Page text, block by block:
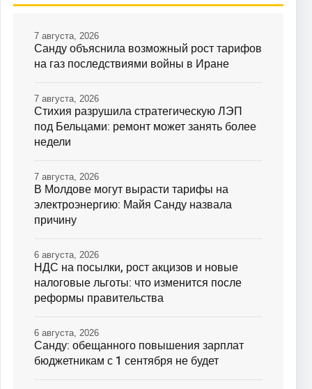
Санду объяснила возможный рост тарифов
на газ последствиями войны в Иране
7 августа, 2026
Стихия разрушила стратегическую ЛЭП
под Бельцами: ремонт может занять более
недели
7 августа, 2026
В Молдове могут вырасти тарифы на
электроэнергию: Майя Санду назвала
причину
7 августа, 2026
НДС на посылки, рост акцизов и новые
налоговые льготы: что изменится после
реформы правительства
6 августа, 2026
Санду: обещанного повышения зарплат
бюджетникам с 1 сентября не будет
6 августа, 2026